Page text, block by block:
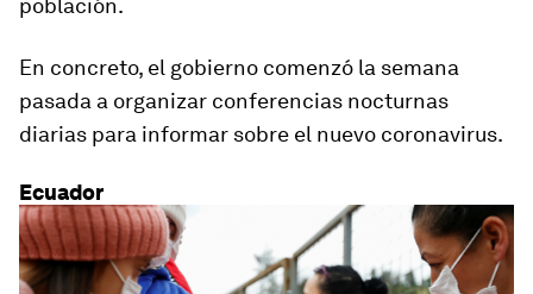
población.
En concreto, el gobierno comenzó la semana
pasada a organizar conferencias nocturnas
diarias para informar sobre el nuevo coronavirus.
Ecuador